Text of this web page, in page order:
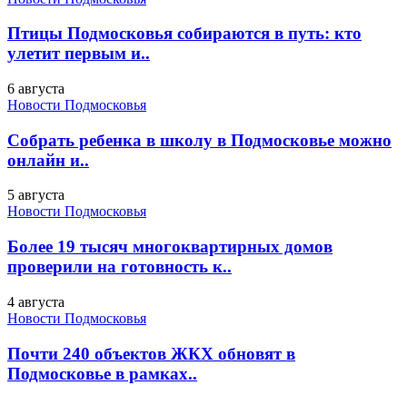
Птицы Подмосковья собираются в путь: кто
улетит первым и..
6 августа
Новости Подмосковья
Собрать ребенка в школу в Подмосковье можно
онлайн и..
5 августа
Новости Подмосковья
Более 19 тысяч многоквартирных домов
проверили на готовность к..
4 августа
Новости Подмосковья
Почти 240 объектов ЖКХ обновят в
Подмосковье в рамках..